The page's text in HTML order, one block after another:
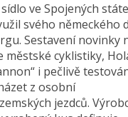
ve Spojených
svého německého
Sestavení novinky
městské cyklistiky,
i pečlivě
z osobní
jezdců.